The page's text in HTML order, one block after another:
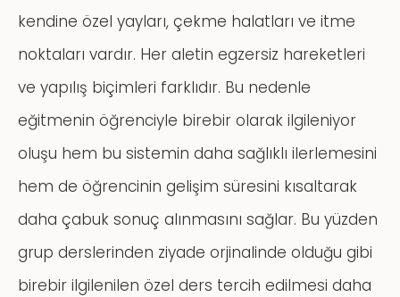
kendine özel yayları, çekme halatları ve itme
noktaları vardır. Her aletin egzersiz hareketleri
ve yapılış biçimleri farklıdır. Bu nedenle
eğitmenin öğrenciyle birebir olarak ilgileniyor
oluşu hem bu sistemin daha sağlıklı ilerlemesini
hem de öğrencinin gelişim süresini kısaltarak
daha çabuk sonuç alınmasını sağlar. Bu yüzden
grup derslerinden ziyade orjinalinde olduğu gibi
birebir ilgilenilen özel ders tercih edilmesi daha